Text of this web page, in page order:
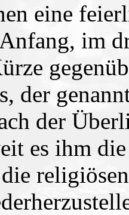
eine
im
der
der
es ihm